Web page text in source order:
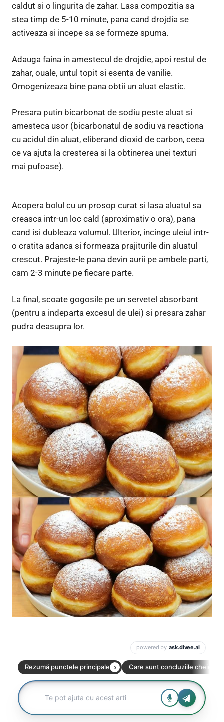
caldut si o lingurita de zahar. Lasa compozitia sa
stea timp de 5-10 minute, pana cand drojdia se
activeaza si incepe sa se formeze spuma.
Adauga faina in amestecul de drojdie, apoi restul de
zahar, ouale, untul topit si esenta de vanilie.
Omogenizeaza bine pana obtii un aluat elastic.
Presara putin bicarbonat de sodiu peste aluat si
amesteca usor (bicarbonatul de sodiu va reactiona
cu acidul din aluat, eliberand dioxid de carbon, ceea
ce va ajuta la cresterea si la obtinerea unei texturi
mai pufoase).
Acopera bolul cu un prosop curat si lasa aluatul sa
creasca intr-un loc cald (aproximativ o ora), pana
cand isi dubleaza volumul. Ulterior, incinge uleiul intr-
o cratita adanca si formeaza prajiturile din aluatul
crescut. Prajeste-le pana devin aurii pe ambele parti,
cam 2-3 minute pe fiecare parte.
La final, scoate gogosile pe un servetel absorbant
(pentru a indeparta excesul de ulei) si presara zahar
pudra deasupra lor.